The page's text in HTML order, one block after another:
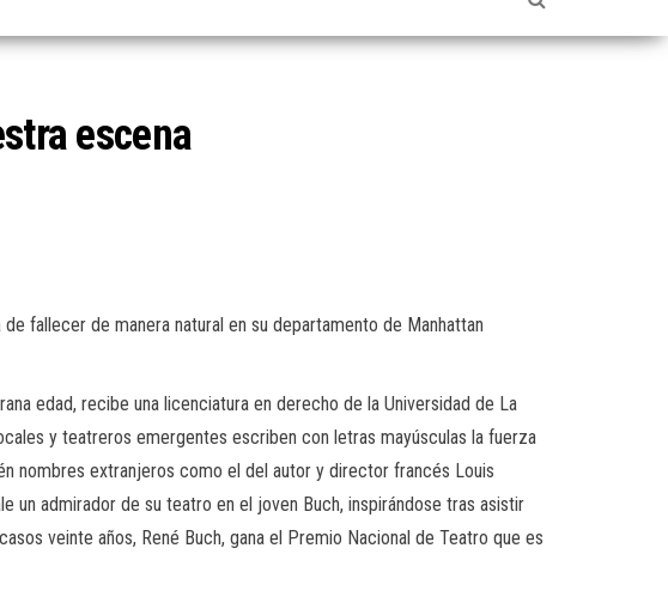
escena
fallecer de manera natural en su departamento de Manhattan
edad, recibe una licenciatura en derecho de la Universidad de La
y teatreros emergentes escriben con letras mayúsculas la fuerza
nombres extranjeros como el del autor y director francés Louis
un admirador de su teatro en el joven Buch, inspirándose tras asistir
veinte años, René Buch, gana el Premio Nacional de Teatro que es